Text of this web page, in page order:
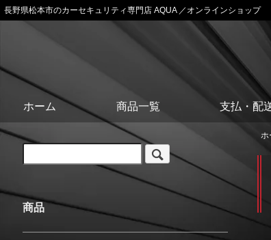
長野県松本市のカーセキュリティ専門店 AQUA ／オンラインショップ
ホーム 商品一覧 支払・配
ホ
商品